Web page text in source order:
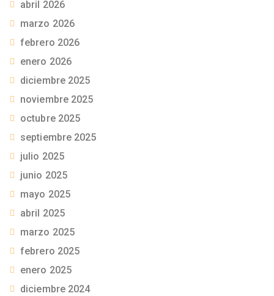
abril 2026
marzo 2026
febrero 2026
enero 2026
diciembre 2025
noviembre 2025
octubre 2025
septiembre 2025
julio 2025
junio 2025
mayo 2025
abril 2025
marzo 2025
febrero 2025
enero 2025
diciembre 2024